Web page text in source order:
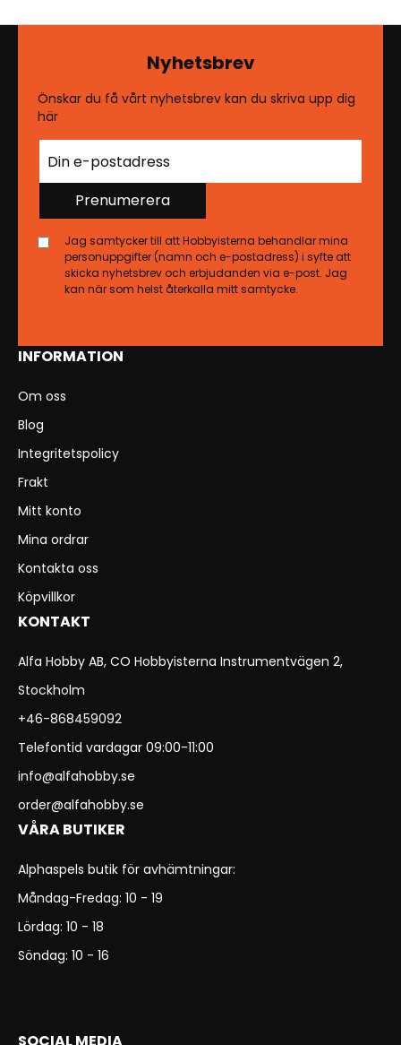
INFORMATION
Om oss
Blog
Integritetspolicy
Frakt
Mitt konto
Mina ordrar
Kontakta oss
Köpvillkor
KONTAKT
Alfa Hobby AB, CO Hobbyisterna Instrumentvägen 2,
Stockholm
+46-868459092
Telefontid vardagar 09:00-11:00
info@alfahobby.se
order@alfahobby.se
VÅRA BUTIKER
Alphaspels butik för avhämtningar:
Måndag-Fredag: 10 - 19
Lördag: 10 - 18
Söndag: 10 - 16
Nyhetsbrev
Önskar du få vårt nyhetsbrev kan du skriva upp dig
här
Prenumerera
Jag samtycker till att Hobbyisterna behandlar mina
personuppgifter (namn och e-postadress) i syfte att
skicka nyhetsbrev och erbjudanden via e-post. Jag
kan när som helst återkalla mitt samtycke.